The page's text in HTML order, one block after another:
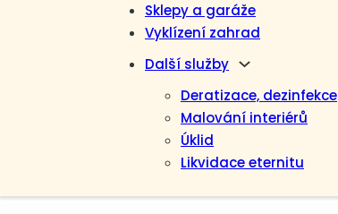
Sklepy a garáže
Vyklízení zahrad
Další služby
Deratizace, dezinfekce
Malování interiérů
Úklid
Likvidace eternitu